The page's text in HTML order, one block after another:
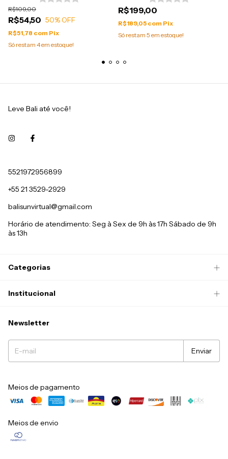
R$54,50
R$109,00
50% OFF
R$51,78 com Pix
Só restam 4em estoque!
R$199,00
R$189,05 com Pix
Só restam 5 em estoque!
Leve Bali até você!
5521972956899
+55 21 3529-2929
balisunvirtual@gmail.com
Horário de atendimento: Seg à Sex de 9h às 17h Sábado de 9h
às 13h
Categorias
Institucional
Newsletter
Meios de pagamento
Meios de envio